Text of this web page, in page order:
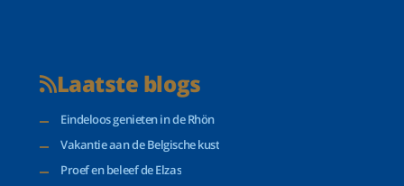
Laatste blogs
Eindeloos genieten in de Rhön
Vakantie aan de Belgische kust
Proef en beleef de Elzas